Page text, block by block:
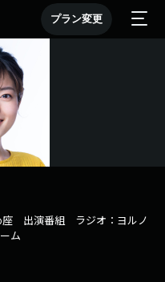
プラン変更
出演番組 ラジオ：ヨルノ
ム